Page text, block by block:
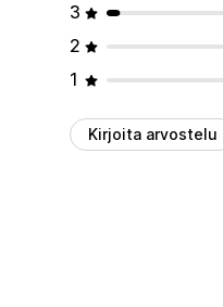
3
2
1
Kirjoita arvostelu